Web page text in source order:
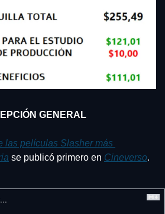
GENERAL
las películas Slasher más
se publicó primero en Cineverso.